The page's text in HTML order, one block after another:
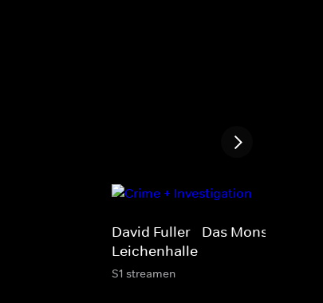
David Fuller - Das Monster in
Leichenhalle
S1 streamen